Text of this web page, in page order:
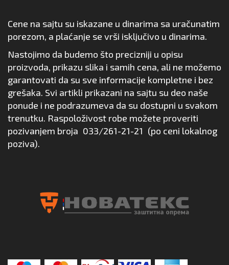
Cene na sajtu su iskazane u dinarima sa uračunatim
porezom, a plaćanje se vrši isključivo u dinarima.
Nastojimo da budemo što precizniji u opisu
proizvoda, prikazu slika i samih cena, ali ne možemo
garantovati da su sve informacije kompletne i bez
grešaka. Svi artikli prikazani na sajtu su deo naše
ponude i ne podrazumeva da su dostupni u svakom
trenutku. Raspoloživost robe možete proveriti
pozivanjem broja 033/261-21-21 (po ceni lokalnog
poziva).